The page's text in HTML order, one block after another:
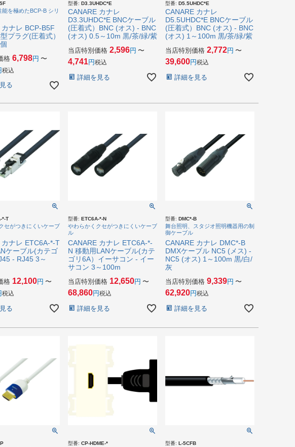
を極めたBCP-B シリ
ナレ BCP-B5F
プラグ(圧着式）
格 6,798 〜
税込
る
型番: D3.3UHDC*E
CANARE カナレ
D3.3UHDC*E BNCケーブル
(圧着式）BNC (オス) - BNC
(オス) 0.5～10m 黒/茶/緑/紫
当店特別価格 2,596 〜
4,741 税込
詳細を見る
型番: D5.5UHDC*E
CANARE カナレ
D5.5UHDC*E BNCケーブル
(圧着式）BNC (オス) - BNC
(オス) 1～100m 黒/茶/緑/紫
当店特別価格 2,772 〜
39,600 税込
詳細を見る
*-T
セがつきにくいケーブ
カナレ ETC6A-*-T
ケーブル(カテゴ
- RJ45 3～
格 12,100 〜
税込
る
型番: ETC6A-*-N
やわらかくクセがつきにくいケーブ
ル
CANARE カナレ ETC6A-*-
N 移動用LANケーブル(カテ
ゴリ6A）イーサコン - イー
サコン 3～100m
当店特別価格 12,650 〜
68,860 税込
詳細を見る
型番: DMC*-B
舞台照明、スタジオ照明機器用の制
御ケーブル
CANARE カナレ DMC*-B
DMXケーブル NC5 (メス) -
NC5 (オス) 1～100m 黒/白/
灰
当店特別価格 9,339 〜
62,920 税込
詳細を見る
型番: CP-HDME-* 型番: L-5CFB